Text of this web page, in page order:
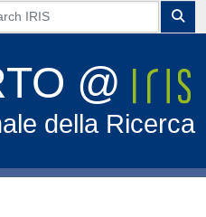
@
della Ricerca